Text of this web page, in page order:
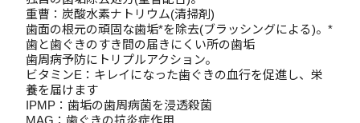
重曹：炭酸水素ナトリウム(清掃剤)
歯面の根元の頑固な歯垢*を除去(ブラッシングによる)。*
歯と歯ぐきのすき間の届きにくい所の歯垢
歯周病予防にトリプルアクション。
ビタミンE：キレイになった歯ぐきの血行を促進し、栄
養を届けます
IPMP：歯垢の歯周病菌を浸透殺菌
MAG：歯ぐきの抗炎症作用